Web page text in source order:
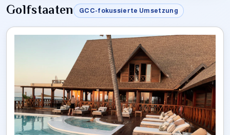
Golfstaaten GCC-fokussierte Umsetzung